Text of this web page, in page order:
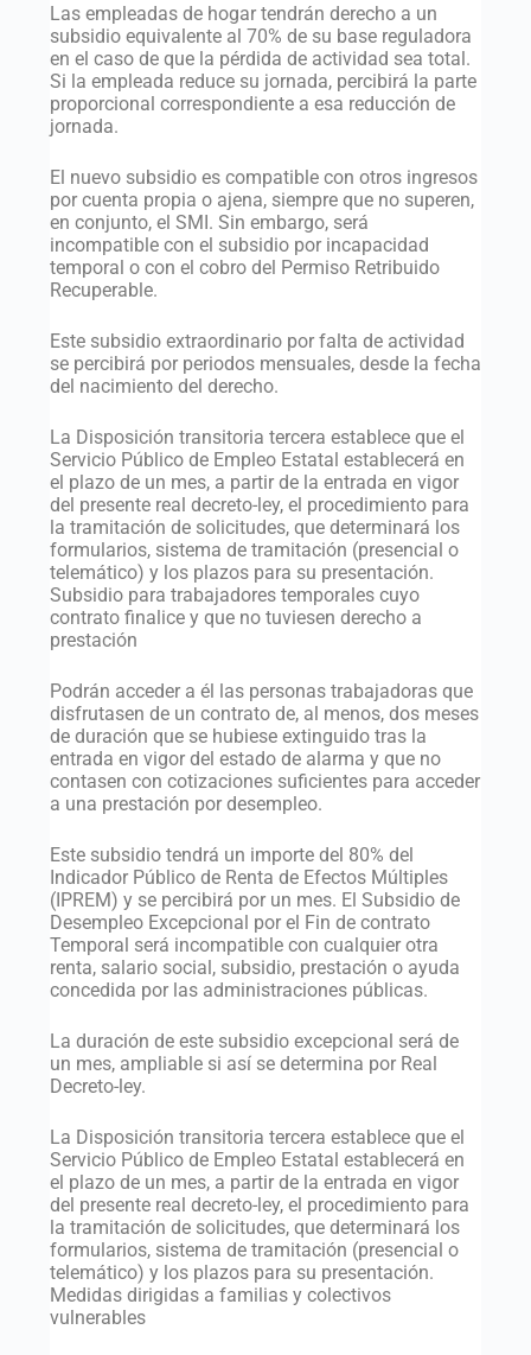
Las empleadas de hogar tendrán derecho a un
subsidio equivalente al 70% de su base reguladora
en el caso de que la pérdida de actividad sea total.
Si la empleada reduce su jornada, percibirá la parte
proporcional correspondiente a esa reducción de
jornada.
El nuevo subsidio es compatible con otros ingresos
por cuenta propia o ajena, siempre que no superen,
en conjunto, el SMI. Sin embargo, será
incompatible con el subsidio por incapacidad
temporal o con el cobro del Permiso Retribuido
Recuperable.
Este subsidio extraordinario por falta de actividad
se percibirá por periodos mensuales, desde la fecha
del nacimiento del derecho.
La Disposición transitoria tercera establece que el
Servicio Público de Empleo Estatal establecerá en
el plazo de un mes, a partir de la entrada en vigor
del presente real decreto-ley, el procedimiento para
la tramitación de solicitudes, que determinará los
formularios, sistema de tramitación (presencial o
telemático) y los plazos para su presentación.
Subsidio para trabajadores temporales cuyo
contrato finalice y que no tuviesen derecho a
prestación
Podrán acceder a él las personas trabajadoras que
disfrutasen de un contrato de, al menos, dos meses
de duración que se hubiese extinguido tras la
entrada en vigor del estado de alarma y que no
contasen con cotizaciones suficientes para acceder
a una prestación por desempleo.
Este subsidio tendrá un importe del 80% del
Indicador Público de Renta de Efectos Múltiples
(IPREM) y se percibirá por un mes. El Subsidio de
Desempleo Excepcional por el Fin de contrato
Temporal será incompatible con cualquier otra
renta, salario social, subsidio, prestación o ayuda
concedida por las administraciones públicas.
La duración de este subsidio excepcional será de
un mes, ampliable si así se determina por Real
Decreto-ley.
La Disposición transitoria tercera establece que el
Servicio Público de Empleo Estatal establecerá en
el plazo de un mes, a partir de la entrada en vigor
del presente real decreto-ley, el procedimiento para
la tramitación de solicitudes, que determinará los
formularios, sistema de tramitación (presencial o
telemático) y los plazos para su presentación.
Medidas dirigidas a familias y colectivos
vulnerables